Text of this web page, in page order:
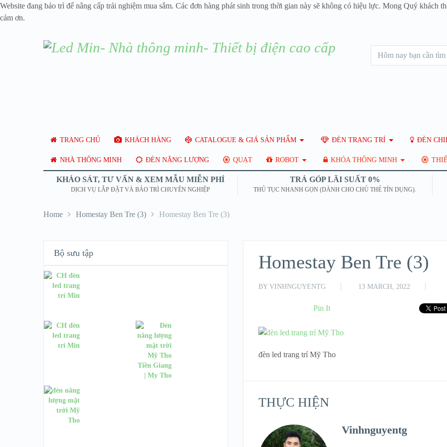
Website đang bảo trì để nâng cấp trải nghiệm mua sắm. Các đơn hàng phát sinh trong thời gian này sẽ không có hiệu lực. Mong Quý
cảm ơn.
TRANG CHỦ KHÁCH HÀNG CATALOGUE & GIÁ SẢN PHẨM ĐÈN TRANG TRÍ ĐÈN
NHÀ THÔNG MINH ĐÈN NĂNG LƯỢNG QUẠT ROBOT KHÓA THÔNG MINH
KHẢO SÁT, TƯ VẤN & XEM MẪU MIỄN PHÍ
DỊCH VỤ LẮP ĐẶT VÀ BẢO TRÌ CHUYÊN NGHIỆP
TRẢ GÓP LÃI SUẤT 0%
THỦ TỤC NHANH GỌN (DÀNH CHO CHỦ THẺ TÍN DỤNG).
Home Homestay Ben Tre (3) Homestay Ben Tre (3)
Homestay Ben Tre (3)
BYVINHNGUYENTG 13 MARCH, 2022
Pin It
đèn led trang trí Mỹ Tho
THỰC HIỆN
Vinhnguyentg
Bộ sưu tập